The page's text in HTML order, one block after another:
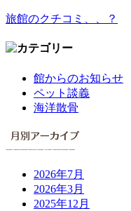
旅館のクチコミ、、？
館からのお知らせ
ペット談義
海洋散骨
2026年7月
2026年3月
2025年12月